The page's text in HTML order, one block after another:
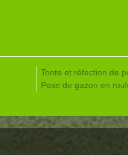
Tonte et réfection de
Pose de gazon en